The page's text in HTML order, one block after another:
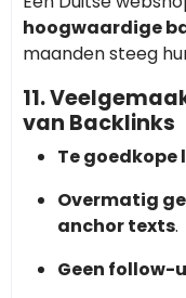
hoogwaardige
maanden steeg
11.
van Backlinks
Te goedkope
Overmatig
anchor texts.
Geen follow-